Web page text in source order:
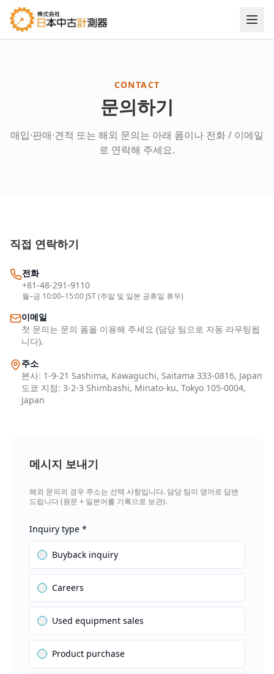
CONTACT
문의하기
매입·판매·견적 또는 해외 문의는 아래 폼이나 전화 / 이메일
로 연락해 주세요.
직접 연락하기
전화
+81-48-291-9110
월–금 10:00–15:00 JST (주말 및 일본 공휴일 휴무)
이메일
첫 문의는 문의 폼을 이용해 주세요 (담당 팀으로 자동 라우팅됩
니다).
주소
본사: 1-9-21 Sashima, Kawaguchi, Saitama 333-0816, Japan
도쿄 지점:3-2-3 Shimbashi, Minato-ku, Tokyo 105-0004,
Japan
메시지 보내기
해외 문의의 경우 주소는 선택 사항입니다. 담당 팀이 영어로 답변
드립니다 (원문 + 일본어를 기록으로 보관).
Inquiry type *
Buyback inquiry
Careers
Used equipment sales
Product purchase